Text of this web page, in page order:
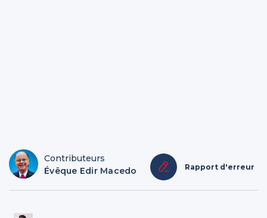
Contributeurs
Évêque Edir Macedo
Rapport d'erreur